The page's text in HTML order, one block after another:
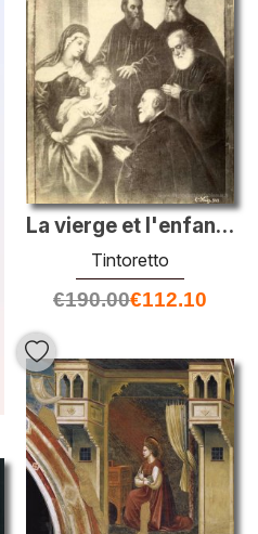
La vierge et l'enfant avec quatre sénateurs
Tintoretto
€190.00€112.10